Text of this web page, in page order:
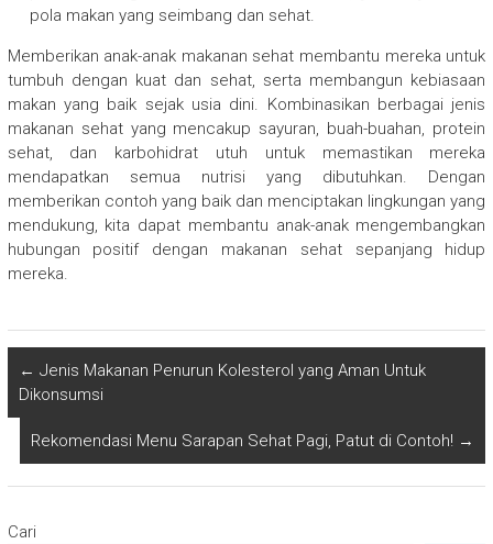
pola makan yang seimbang dan sehat.
Memberikan anak-anak makanan sehat membantu mereka untuk
tumbuh dengan kuat dan sehat, serta membangun kebiasaan
makan yang baik sejak usia dini. Kombinasikan berbagai jenis
makanan sehat yang mencakup sayuran, buah-buahan, protein
sehat, dan karbohidrat utuh untuk memastikan mereka
mendapatkan semua nutrisi yang dibutuhkan. Dengan
memberikan contoh yang baik dan menciptakan lingkungan yang
mendukung, kita dapat membantu anak-anak mengembangkan
hubungan positif dengan makanan sehat sepanjang hidup
mereka.
← Jenis Makanan Penurun Kolesterol yang Aman Untuk
Dikonsumsi
Rekomendasi Menu Sarapan Sehat Pagi, Patut di Contoh! →
Cari